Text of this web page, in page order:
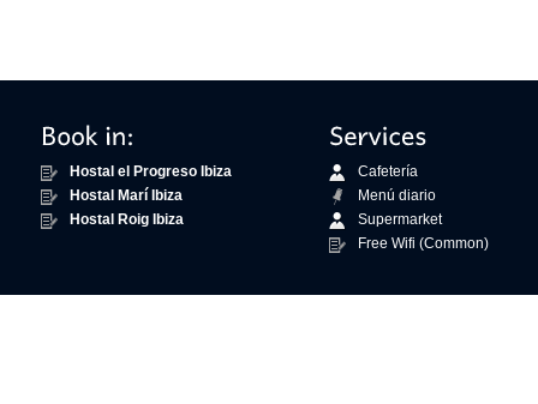
Hostal el Progreso Ibiza
Hostal Marí Ibiza
Hostal Roig Ibiza
Cafetería
Menú diario
Supermarket
Free Wifi (Common)